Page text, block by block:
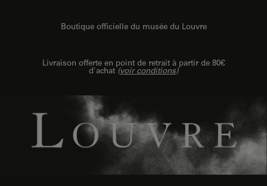
Boutique officielle du musée du Louvre
Livraison offerte en point de retrait à partir de 80€
d'achat (voir conditions)